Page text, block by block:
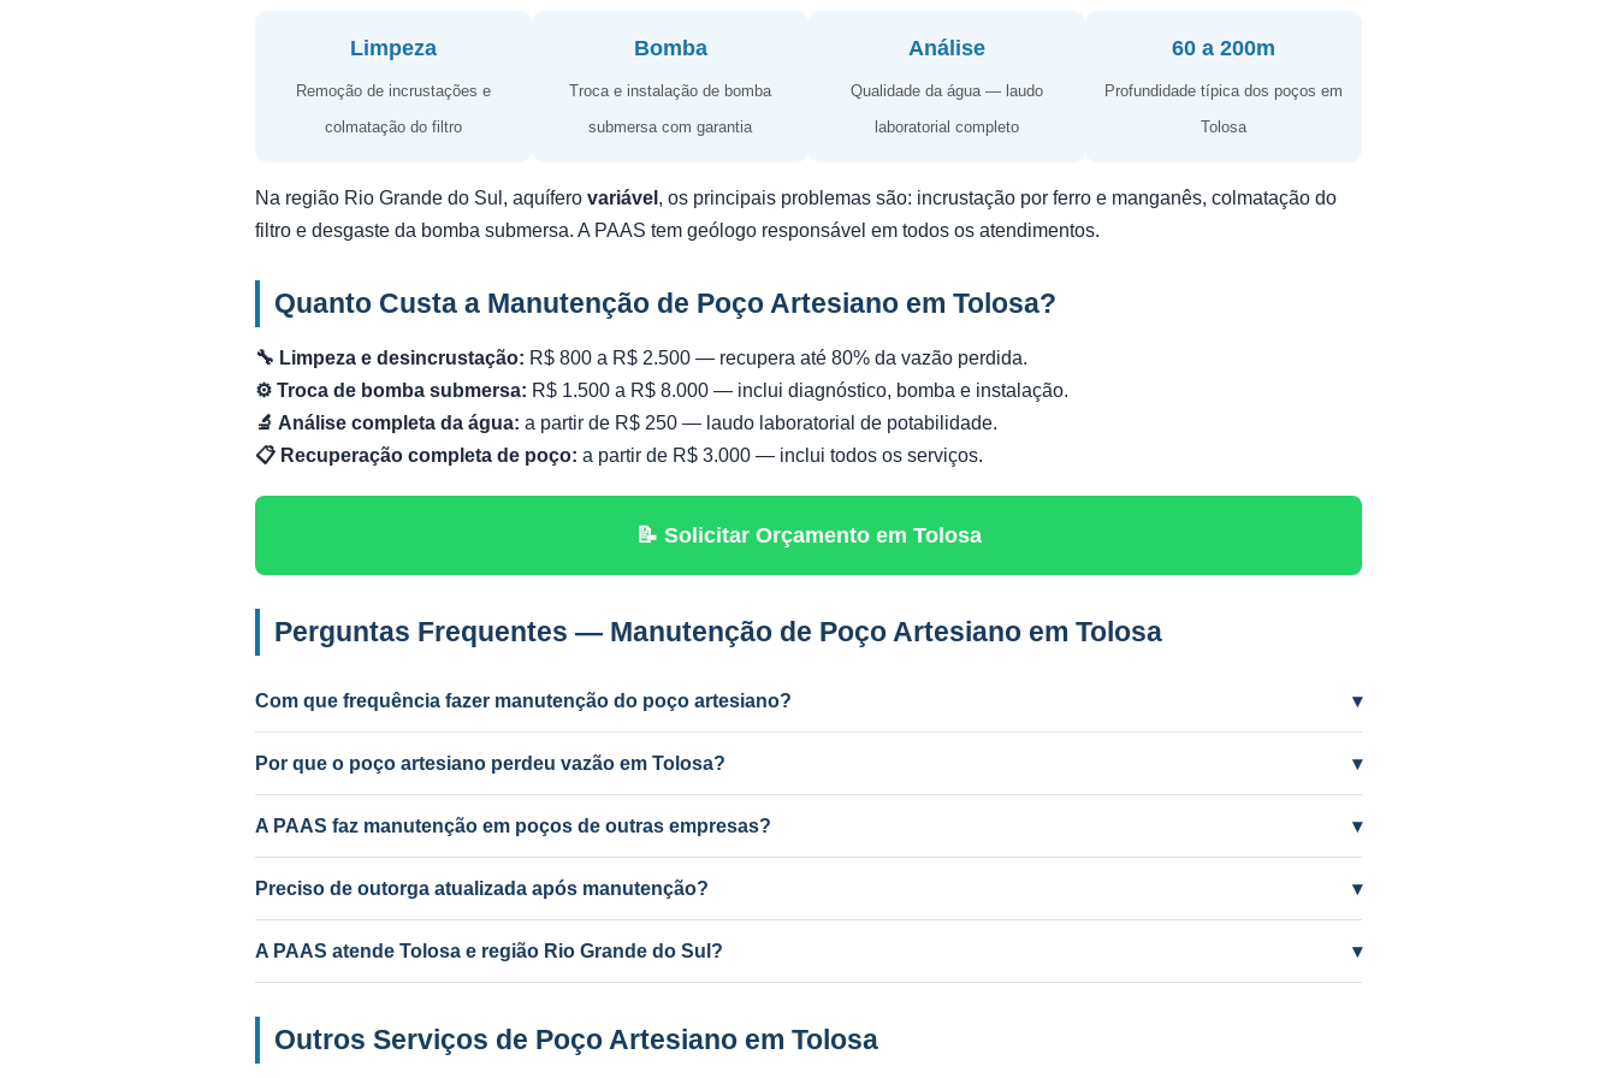
Limpeza
Remoção de incrustações e
colmatação do filtro
Bomba
Troca e instalação de bomba
submersa com garantia
Análise
Qualidade da água — laudo
laboratorial completo
60 a 200m
Profundidade típica dos poços em
Tolosa
Na região Rio Grande do Sul, aquífero variável , os principais problemas são: incrustação por ferro e manganês, colmatação do
filtro e desgaste da bomba submersa. A PAAS tem geólogo responsável em todos os atendimentos.
Quanto Custa a Manutenção de Poço Artesiano em Tolosa?
🔧 Limpeza e desincrustação: R$ 800 a R$ 2.500 — recupera até 80% da vazão perdida.
⚙️ Troca de bomba submersa: R$ 1.500 a R$ 8.000 — inclui diagnóstico, bomba e instalação.
🔬 Análise completa da água: a partir de R$ 250 — laudo laboratorial de potabilidade.
📋 Recuperação completa de poço: a partir de R$ 3.000 — inclui todos os serviços.
📝 Solicitar Orçamento em Tolosa
Perguntas Frequentes — Manutenção de Poço Artesiano em Tolosa
Com que frequência fazer manutenção do poço artesiano?
▾
Anual para uso intenso (agrícola/industrial) e a cada 2 anos para uso residencial. Poços antigos podem precisar mais frequentemente.
Por que o poço artesiano perdeu vazão em Tolosa?
▾
Causas mais comuns: incrustação por ferro e manganês, colmatação do filtro, bomba desgastada ou aquífero em nível baixo por seca. A
PAAS diagnostica e resolve.
A PAAS faz manutenção em poços de outras empresas?
▾
Sim! A PAAS faz diagnóstico e manutenção de qualquer poço artesiano em Tolosa, independentemente de quem perfurou.
Preciso de outorga atualizada após manutenção?
▾
Depende do serviço. Troca de bomba com mudança de vazão pode exigir atualização no SEMA-RS. A PAAS orienta e cuida do processo.
A PAAS atende Tolosa e região Rio Grande do Sul?
▾
Sim! Desde 1985, com geólogo responsável e equipe própria em todo o RS e MG.
Outros Serviços de Poço Artesiano em Tolosa